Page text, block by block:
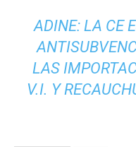
ADINE: LA CE
LAS
V.I. Y